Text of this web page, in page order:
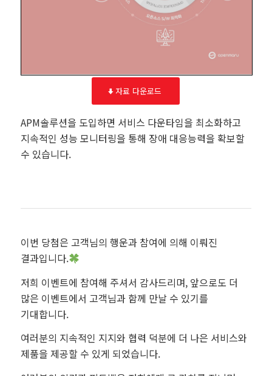
자료 다운로드
APM솔루션을 도입하면 서비스 다운타임을 최소화하고
지속적인 성능 모니터링을 통해 장애 대응능력을 확보할
수 있습니다.
이번 당첨은 고객님의 행운과 참여에 의해 이뤄진
결과입니다.
저희 이벤트에 참여해 주셔서 감사드리며, 앞으로도 더
많은 이벤트에서 고객님과 함께 만날 수 있기를
기대합니다.
여러분의 지속적인 지지와 협력 덕분에 더 나은 서비스와
제품을 제공할 수 있게 되었습니다.